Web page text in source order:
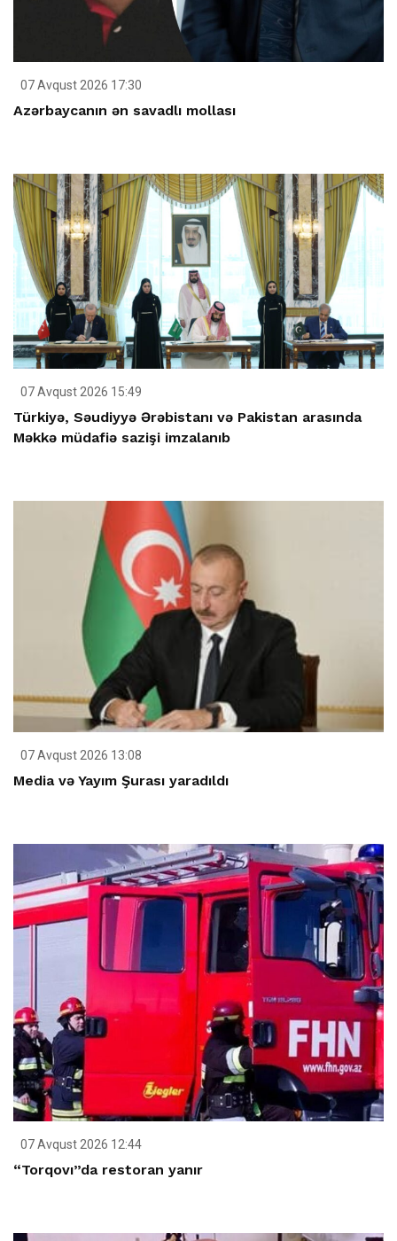
07 Avqust 2026 17:30
Azərbaycanın ən savadlı mollası
07 Avqust 2026 15:49
Türkiyə, Səudiyyə Ərəbistanı və Pakistan arasında
Məkkə müdafiə sazişi imzalanıb
07 Avqust 2026 13:08
Media və Yayım Şurası yaradıldı
07 Avqust 2026 12:44
“Torqovı”da restoran yanır